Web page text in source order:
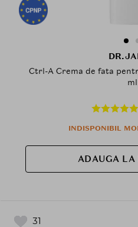
Ctrl-A Crema de fata
ml
INDISPONIBIL
ADAUGA LA
31